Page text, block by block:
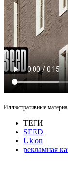
Иллюстративные
ТЕГИ
SEED
Uklon
рекламная